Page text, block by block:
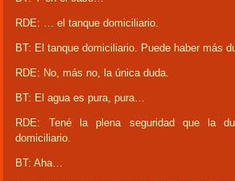
RDE: … el tanque domiciliario.
BT: El tanque domiciliario. Puede haber más
RDE: No, más no, la única duda.
BT: El agua es pura, pura…
RDE: Tené la plena seguridad que la
domiciliario.
BT: Aha…